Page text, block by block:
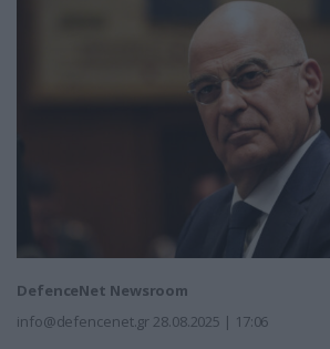
DefenceNet Newsroom
info@defencenet.gr 28.08.2025 | 17:06